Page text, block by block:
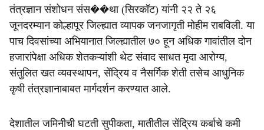
r
e
तंत्रज्ञान संशोधन संस��था (सिरकॉट) यांनी २२ ते २६
जूनदरम्यान कोल्हापूर जिल्ह्यात व्यापक जनजागृती मोहीम राबविली. या
पाच दिवसांच्या अभियानात जिल्ह्यातील ७० हून अधिक गावांतील दोन
हजारांपेक्षा अधिक शेतकऱ्यांशी थेट संवाद साधत मृदा आरोग्य,
संतुलित खत व्यवस्थापन, सेंद्रिय व नैसर्गिक शेती तसेच आधुनिक
कृषी तंत्रज्ञानाबाबत मार्गदर्शन करण्यात आले.
देशातील जमिनीची घटती सुपीकता, मातीतील सेंद्रिय कर्बाचे कमी